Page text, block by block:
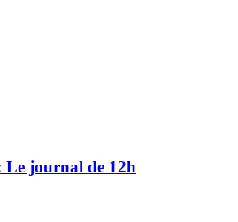
Le journal de 12h